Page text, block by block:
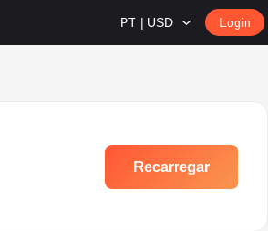
PT | USD Login
Recarregar